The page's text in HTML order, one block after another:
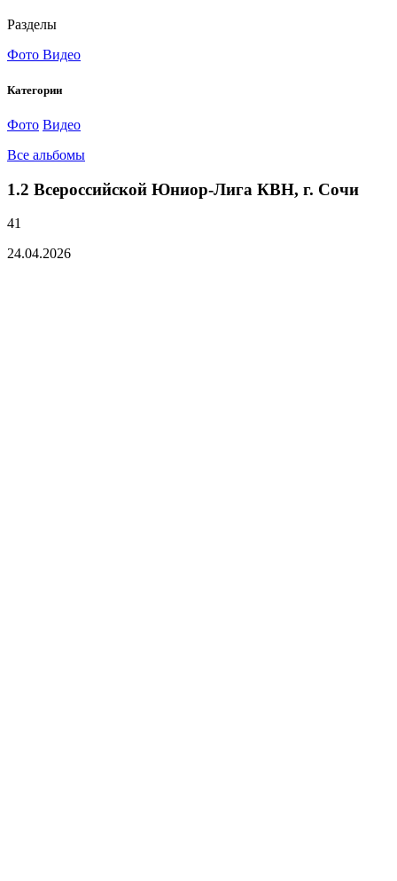
Разделы
Фото Видео
Категории
Фото Видео
Все альбомы
1.2 Всероссийской Юниор-Лига КВН, г. Сочи
41
24.04.2026